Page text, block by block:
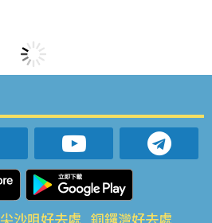
尖沙咀好去處 銅鑼灣好去處